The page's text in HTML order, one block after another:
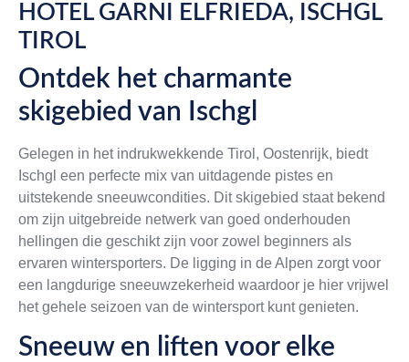
HOTEL GARNI ELFRIEDA, ISCHGL
TIROL
Ontdek het charmante
skigebied van Ischgl
Gelegen in het indrukwekkende Tirol, Oostenrijk, biedt
Ischgl een perfecte mix van uitdagende pistes en
uitstekende sneeuwcondities. Dit skigebied staat bekend
om zijn uitgebreide netwerk van goed onderhouden
hellingen die geschikt zijn voor zowel beginners als
ervaren wintersporters. De ligging in de Alpen zorgt voor
een langdurige sneeuwzekerheid waardoor je hier vrijwel
het gehele seizoen van de wintersport kunt genieten.
Sneeuw en liften voor elke